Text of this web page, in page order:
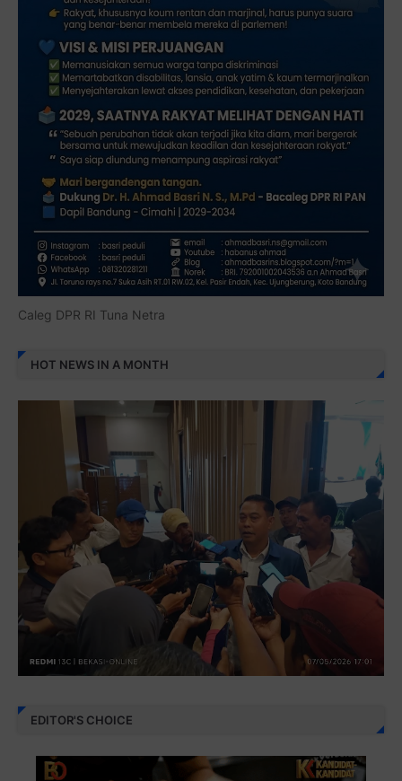
Caleg DPR RI Tuna Netra
HOT NEWS IN A MONTH
EDITOR'S CHOICE